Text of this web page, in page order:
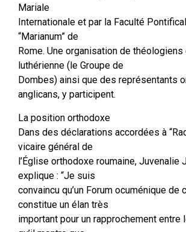
Mariale
Internationale et par la Faculté
“Marianum” de
Rome. Une organisation de
luthérienne (le Groupe de
Dombes) ainsi que des représentants
anglicans, y participent.
La position orthodoxe
Dans des déclarations accordées à
vicaire général de
l’Église orthodoxe roumaine, Juvenalie
explique : “Je suis
convaincu qu’un Forum ocuménique de
constitue un élan très
important pour un rapprochement entre